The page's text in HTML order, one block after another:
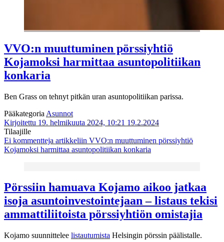
VVO:n muuttuminen pörssiyhtiö
Kojamoksi harmittaa asuntopolitiikan
konkaria
Ben Grass on tehnyt pitkän uran asuntopolitiikan parissa.
Pääkategoria Asunnot
Kirjoitettu 19. helmikuuta 2024, 10:21 19.2.2024
Tilaajille
Ei kommentteja artikkeliin VVO:n muuttuminen pörssiyhtiö
Kojamoksi harmittaa asuntopolitiikan konkaria
Pörssiin hamuava Kojamo aikoo jatkaa
isoja asuntoinvestointejaan – listaus tekisi
ammattiliitoista pörssiyhtiön omistajia
Kojamo suunnittelee listautumista Helsingin pörssin päälistalle.